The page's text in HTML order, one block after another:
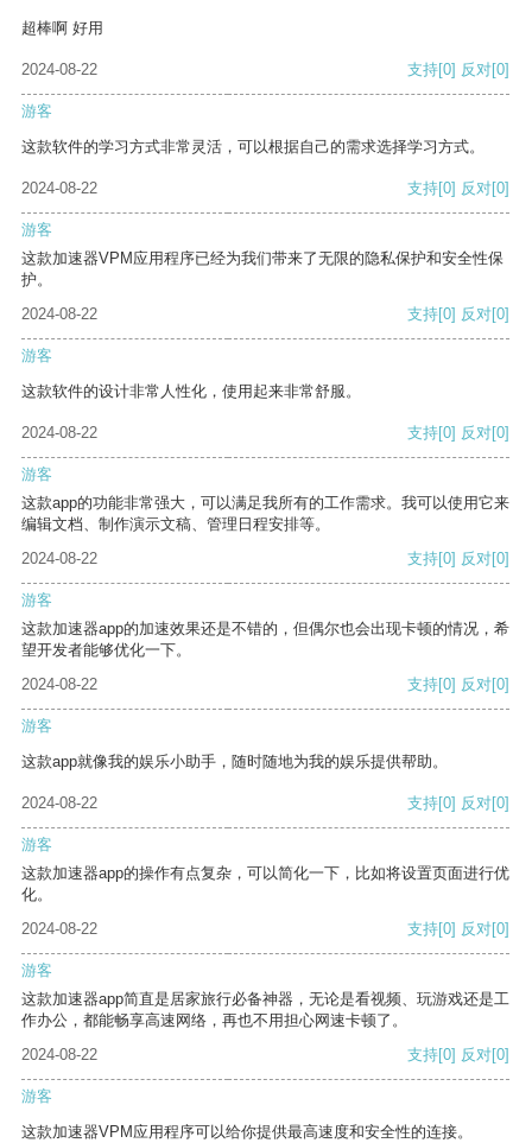
超棒啊 好用
2024-08-22 支持[0] 反对[0]
游客
这款软件的学习方式非常灵活，可以根据自己的需求选择学习方式。
2024-08-22 支持[0] 反对[0]
游客
这款加速器VPM应用程序已经为我们带来了无限的隐私保护和安全性保
护。
2024-08-22
支持[0] 反对[0]
游客
这款软件的设计非常人性化，使用起来非常舒服。
2024-08-22 支持[0] 反对[0]
游客
这款app的功能非常强大，可以满足我所有的工作需求。我可以使用它来
编辑文档、制作演示文稿、管理日程安排等。
2024-08-22
支持[0] 反对[0]
游客
这款加速器app的加速效果还是不错的，但偶尔也会出现卡顿的情况，希
望开发者能够优化一下。
2024-08-22
支持[0] 反对[0]
游客
这款app就像我的娱乐小助手，随时随地为我的娱乐提供帮助。
2024-08-22 支持[0] 反对[0]
游客
这款加速器app的操作有点复杂，可以简化一下，比如将设置页面进行优
化。
2024-08-22
支持[0] 反对[0]
游客
这款加速器app简直是居家旅行必备神器，无论是看视频、玩游戏还是工
作办公，都能畅享高速网络，再也不用担心网速卡顿了。
2024-08-22
支持[0] 反对[0]
游客
这款加速器VPM应用程序可以给你提供最高速度和安全性的连接。